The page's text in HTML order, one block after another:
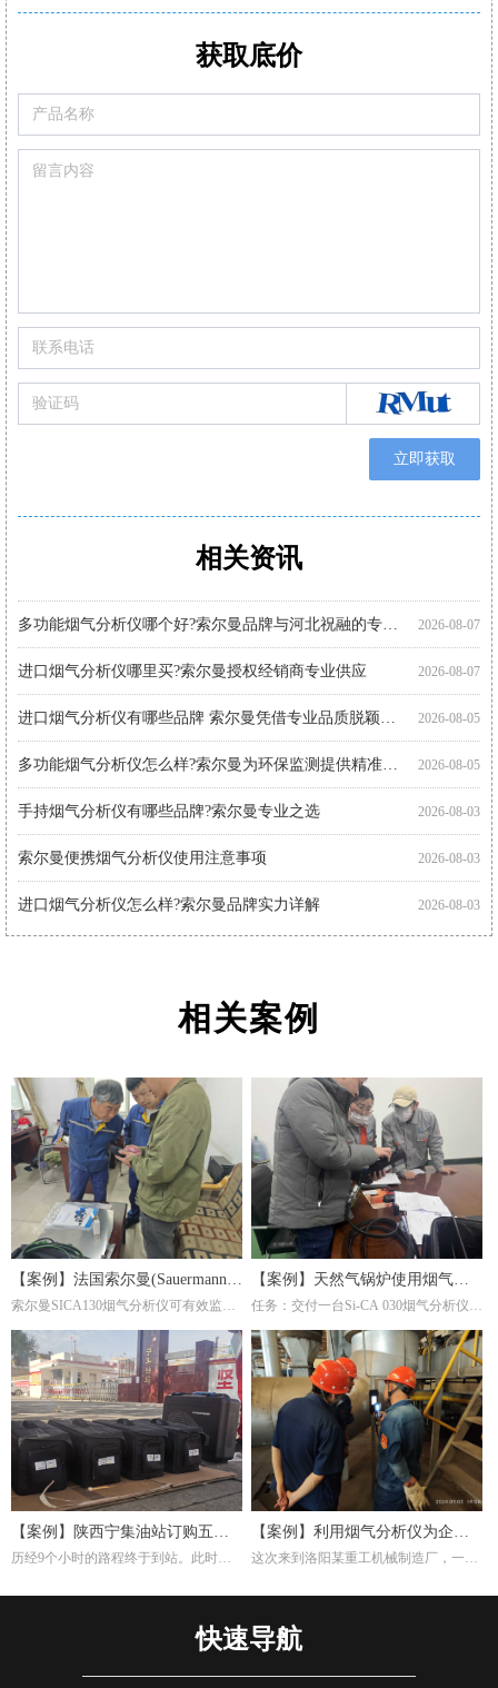
标配2或3组气体传感器O2,CO,和Low NO/Low NOx
可现场更换的预校准智能型传感器
可设置停止气泵，保护CO传感器中毒
CO自动稀释和保护量程
满足高精度氮氧化物/二氧化硫测
立即获取
获取底价
相关资讯
购买便携式烟气分析仪注意事项 索尔曼品质之选
2026-08-07
2026-08-07
进口烟气分析仪哪里买?索尔曼授权经销商专业供应
2026-08-05
2026-08-05
2026-08-03
手持烟气分析仪有哪些品牌?索尔曼专业之选
2026-08-03
索尔曼便携烟气分析仪使用注意事项
2026-08-03
进口烟气分析仪怎么样?索尔曼品牌实力详解
便携烟气分析仪代理厂家优选：河北祝融环境科技
智能烟气分析仪有哪些品牌?索尔曼法国进口实力展现
进口烟气分析仪多少钱?推荐关注索尔曼进口品牌
手持式烟气分析仪哪个好?索尔曼品牌成行业优选
智能烟气分析仪哪个好?索尔曼以专业实力给出答案
索尔曼烟气分析仪使用步骤详解，专业操作指南看这里
烟气分析仪怎么选?进口仪器选购要点科普
手持烟气分析仪厂家代理推荐：索尔曼与河北祝融环境
多功能烟气分析仪使用注意事项：操作指南
相关案例
【案例】法国索尔曼(Sauermann)
烟气分析仪在钢厂的应用
索尔曼SICA130烟气分析仪可有效监测
助调整燃气比例或淬火介质成分，避免
氧化或脱碳。并且淬火炉若使用燃气加
热，烟气分析仪能检测有害排放物(如
NOₓ、CO)，确保符合环保标准，同时
优化燃烧效率。通过分析烟气成分，可
间接推断淬火过程的稳定性。例如，异
常的CO浓度可能反映加热不均，影响
材料硬度均匀性。
【案例】天然气锅炉使用烟气分
析仪调节燃烧效率
任务：交付一台Si-CA 030烟气分析仪。
筒及滤件的工厂，锅炉的燃料为天然
气，根据用户的检测需求，我们推荐经
济型Si-CA030烟气分析仪。此款烟气分
析仪包含O2,CO两个气体传感器，能够
准确测量烟气中的氧气含量。
【案例】陕西宁集油站订购五台
烟气分析仪
历经9个小时的路程终于到站。此时，
次任务不单单是交付仪器，另外培训如
【案例】利用烟气分析仪为企业
调试燃烧效率
这次来到洛阳某重工机械制造厂，一是
帮助工厂现场调试煅烧热处理炉的燃烧
是注重，而节能减排重要一环就是提高
析仪来这里，并且为工厂解决这方面问
快速导航